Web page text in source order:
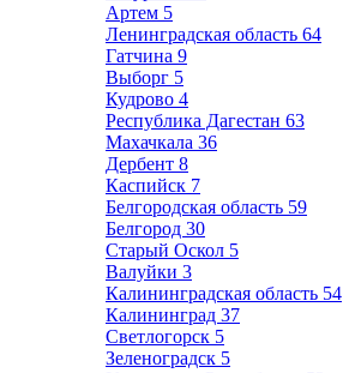
Артем 5
Ленинградская область 64
Гатчина 9
Выборг 5
Кудрово 4
Республика Дагестан 63
Махачкала 36
Дербент 8
Каспийск 7
Белгородская область 59
Белгород 30
Старый Оскол 5
Валуйки 3
Калининградская область 54
Калининград 37
Светлогорск 5
Зеленоградск 5